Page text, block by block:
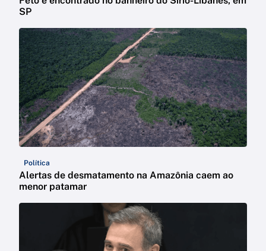
SP
Política
Alertas de desmatamento na Amazônia caem ao
menor patamar